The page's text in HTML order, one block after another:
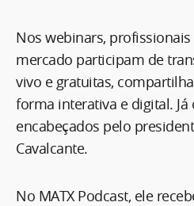
Nos webinars,
mercado participam de
vivo e gratuitas,
forma interativa e digital. Já
encabeçados pelo
Cavalcante.
No MATX Podcast, ele